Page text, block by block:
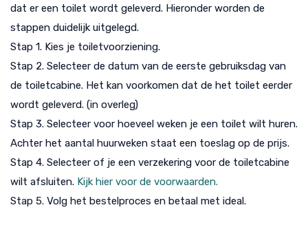
dat er een toilet wordt geleverd. Hieronder worden de
stappen duidelijk uitgelegd.
Stap 1. Kies je toiletvoorziening.
Stap 2. Selecteer de datum van de eerste gebruiksdag van
de toiletcabine. Het kan voorkomen dat de het toilet eerder
wordt geleverd. (in overleg)
Stap 3. Selecteer voor hoeveel weken je een toilet wilt huren.
Achter het aantal huurweken staat een toeslag op de prijs.
Stap 4. Selecteer of je een verzekering voor de toiletcabine
wilt afsluiten. Kijk hier voor de voorwaarden.
Stap 5. Volg het bestelproces en betaal met ideal.